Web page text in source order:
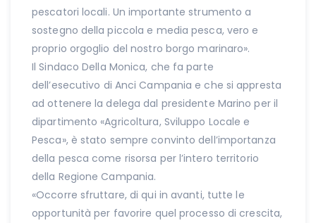
pescatori locali. Un importante strumento a
sostegno della piccola e media pesca, vero e
proprio orgoglio del nostro borgo marinaro».
Il Sindaco Della Monica, che fa parte
dell’esecutivo di Anci Campania e che si appresta
ad ottenere la delega dal presidente Marino per il
dipartimento «Agricoltura, Sviluppo Locale e
Pesca», è stato sempre convinto dell’importanza
della pesca come risorsa per l’intero territorio
della Regione Campania.
«Occorre sfruttare, di qui in avanti, tutte le
opportunità per favorire quel processo di crescita,